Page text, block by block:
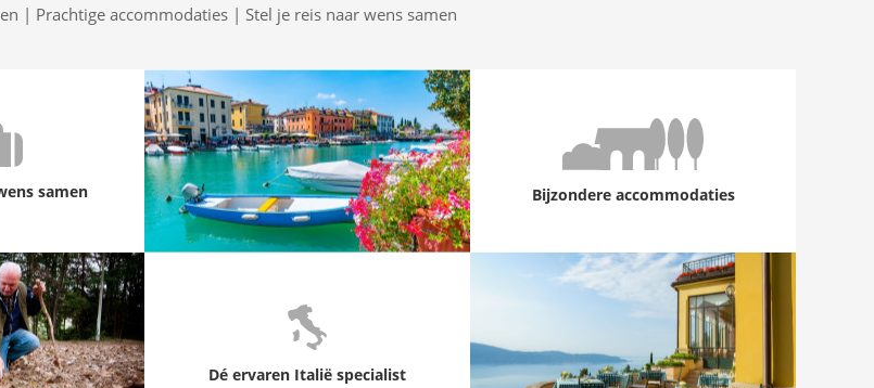
| Prachtige accommodaties | Stel je reis naar wens samen
samen Bijzondere accommodaties
Dé ervaren Italië specialist